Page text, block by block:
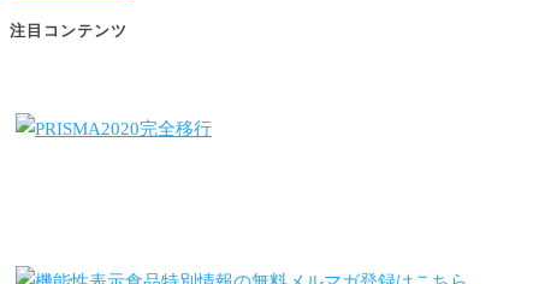
注目コンテンツ